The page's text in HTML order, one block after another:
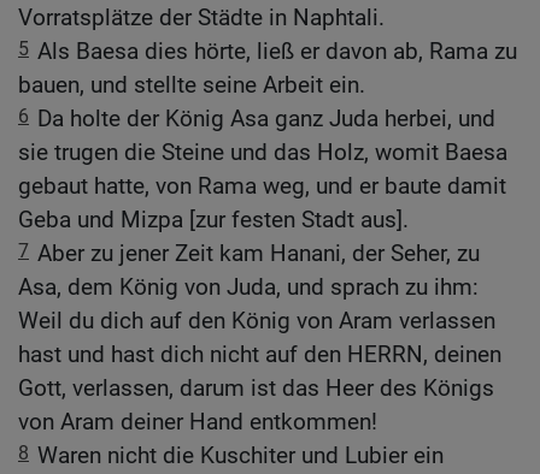
Vorratsplätze der Städte in Naphtali.
5 Als Baesa dies hörte, ließ er davon ab, Rama zu
bauen, und stellte seine Arbeit ein.
6 Da holte der König Asa ganz Juda herbei, und
sie trugen die Steine und das Holz, womit Baesa
gebaut hatte, von Rama weg, und er baute damit
Geba und Mizpa [zur festen Stadt aus].
7 Aber zu jener Zeit kam Hanani, der Seher, zu
Asa, dem König von Juda, und sprach zu ihm:
Weil du dich auf den König von Aram verlassen
hast und hast dich nicht auf den HERRN, deinen
Gott, verlassen, darum ist das Heer des Königs
von Aram deiner Hand entkommen!
8 Waren nicht die Kuschiter und Lubier ein